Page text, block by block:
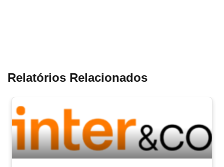
Relatórios Relacionados